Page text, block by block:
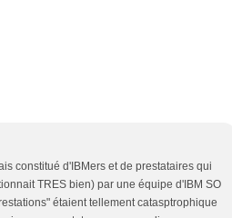
constitué d'IBMers et de prestataires qui
TRES bien) par une équipe d'IBM SO
étaient tellement catasptrophique